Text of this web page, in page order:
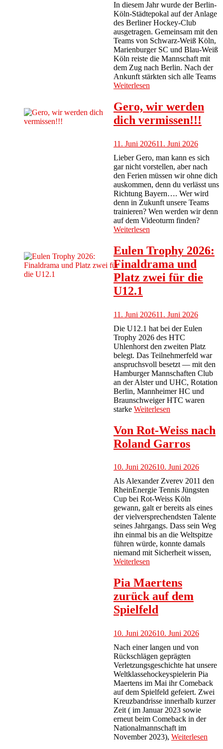
In diesem Jahr wurde der Berlin-
Köln-Städtepokal auf der Anlage
des Berliner Hockey-Club
ausgetragen. Gemeinsam mit den
Teams von Schwarz-Weiß Köln,
Marienburger SC und Blau-Weiß
Köln reiste die Mannschaft mit
dem Zug nach Berlin. Nach der
Ankunft stärkten sich alle Teams
Weiterlesen
Gero, wir werden
dich vermissen!!!
11. Juni 202611. Juni 2026
Lieber Gero, man kann es sich
gar nicht vorstellen, aber nach
den Ferien müssen wir ohne dich
auskommen, denn du verlässt uns
Richtung Bayern…. Wer wird
denn in Zukunft unsere Teams
trainieren? Wen werden wir denn
auf dem Videoturm finden?
Weiterlesen
Eulen Trophy 2026:
Finaldrama und
Platz zwei für die
U12.1
11. Juni 202611. Juni 2026
Die U12.1 hat bei der Eulen
Trophy 2026 des HTC
Uhlenhorst den zweiten Platz
belegt. Das Teilnehmerfeld war
anspruchsvoll besetzt — mit den
Hamburger Mannschaften Club
an der Alster und UHC, Rotation
Berlin, Mannheimer HC und
Braunschweiger HTC waren
starke Weiterlesen
Von Rot-Weiss nach
Roland Garros
10. Juni 202610. Juni 2026
Als Alexander Zverev 2011 den
RheinEnergie Tennis Jüngsten
Cup bei Rot-Weiss Köln
gewann, galt er bereits als eines
der vielversprechendsten Talente
seines Jahrgangs. Dass sein Weg
ihn einmal bis an die Weltspitze
führen würde, konnte damals
niemand mit Sicherheit wissen,
Weiterlesen
Pia Maertens
zurück auf dem
Spielfeld
10. Juni 202610. Juni 2026
Nach einer langen und von
Rückschlägen geprägten
Verletzungsgeschichte hat unsere
Weltklassehockeyspielerin Pia
Maertens im Mai ihr Comeback
auf dem Spielfeld gefeiert. Zwei
Kreuzbandrisse innerhalb kurzer
Zeit ( im Januar 2023 sowie
erneut beim Comeback in der
Nationalmannschaft im
November 2023), Weiterlesen